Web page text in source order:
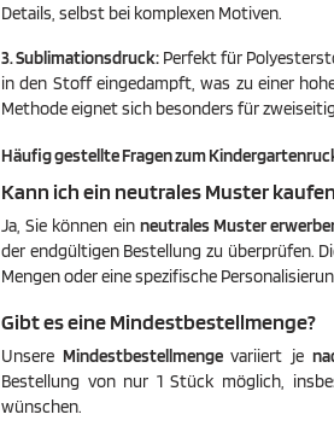
Details, selbst bei komplexen Motiven.​
3. Sublimationsdruck: Perfekt für
in den Stoff eingedampft, was zu einer
Methode eignet sich besonders für
Häufig gestellte Fragen zum
Kann ich ein neutrales Muster
Ja, Sie können ein neutrales Muster
der endgültigen Bestellung zu überprüfen.
Mengen oder eine spezifische
Gibt es eine Mindestbestellmenge?
Unsere Mindestbestellmengevariiert je
Bestellung von nur 1 Stück möglich,
wünschen.